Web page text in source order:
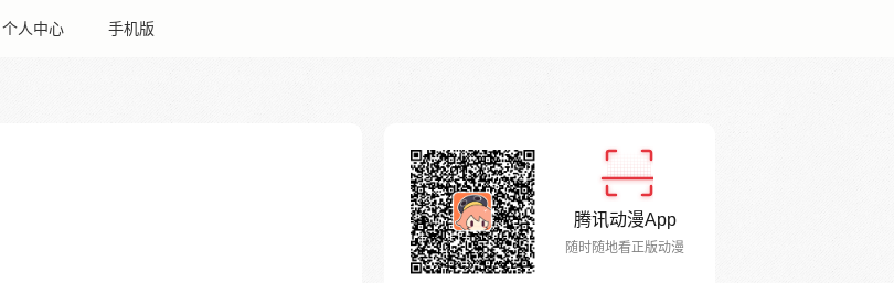
个人中心 手机版
腾讯动漫App
随时随地看正版动漫